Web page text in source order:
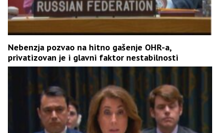
Nebenzja pozvao na hitno gašenje OHR-a,
privatizovan je i glavni faktor nestabilnosti